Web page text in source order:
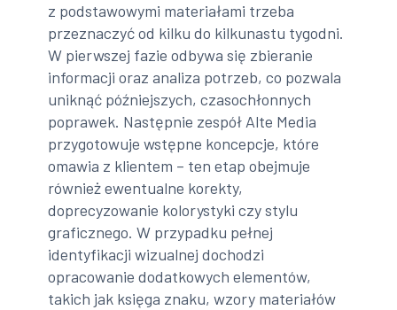
z podstawowymi materiałami trzeba
przeznaczyć od kilku do kilkunastu tygodni.
W pierwszej fazie odbywa się zbieranie
informacji oraz analiza potrzeb, co pozwala
uniknąć późniejszych, czasochłonnych
poprawek. Następnie zespół Alte Media
przygotowuje wstępne koncepcje, które
omawia z klientem – ten etap obejmuje
również ewentualne korekty,
doprecyzowanie kolorystyki czy stylu
graficznego. W przypadku pełnej
identyfikacji wizualnej dochodzi
opracowanie dodatkowych elementów,
takich jak księga znaku, wzory materiałów